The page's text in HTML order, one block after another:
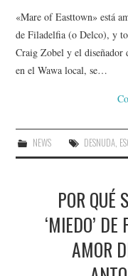
«Mare of Easttown» está
de Filadelfia (o Delco), y
Craig Zobel y el diseñador
en el Wawa local, se…
NEWS DESNUDA,
POR QUÉ
‘MIEDO’
AMOR